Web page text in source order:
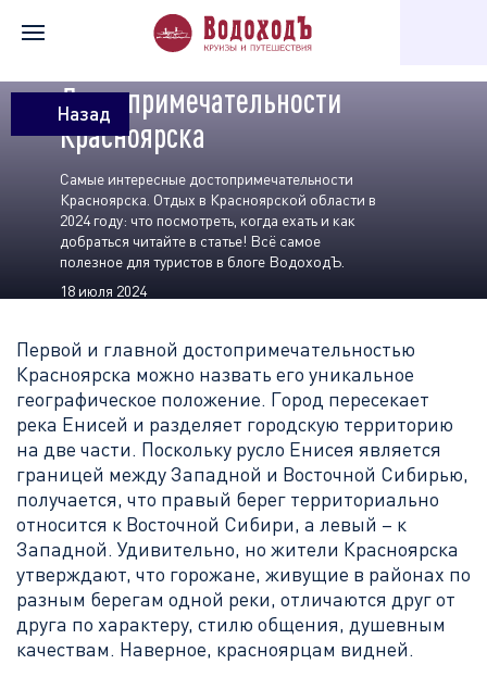
Главная Статьи в блоге Достопримечательности
Назад
Достопримечательности
Красноярска
Самые интересные достопримечательности
Красноярска. Отдых в Красноярской области в
2024 году: что посмотреть, когда ехать и как
добраться читайте в статье! Всё самое
полезное для туристов в блоге ВодоходЪ.
18 июля 2024
Первой и главной достопримечательностью
Красноярска можно назвать его уникальное
географическое положение. Город пересекает
река Енисей и разделяет городскую территорию
на две части. Поскольку русло Енисея является
границей между Западной и Восточной Сибирью,
получается, что правый берег территориально
относится к Восточной Сибири, а левый – к
Западной. Удивительно, но жители Красноярска
утверждают, что горожане, живущие в районах по
разным берегам одной реки, отличаются друг от
друга по характеру, стилю общения, душевным
качествам. Наверное, красноярцам видней.